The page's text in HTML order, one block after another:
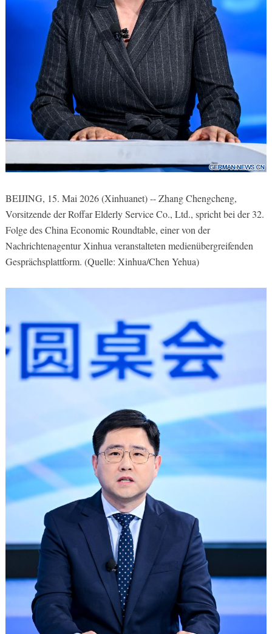
BEIJING, 15. Mai 2026 (Xinhuanet) -- Zhang Chengcheng,
Vorsitzende der Roffar Elderly Service Co., Ltd., spricht bei der 32.
Folge des China Economic Roundtable, einer von der
Nachrichtenagentur Xinhua veranstalteten medienübergreifenden
Gesprächsplattform. (Quelle: Xinhua/Chen Yehua)